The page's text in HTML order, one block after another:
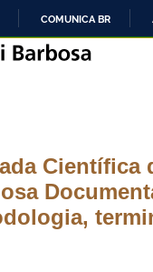
COMUNICA BR
Científica